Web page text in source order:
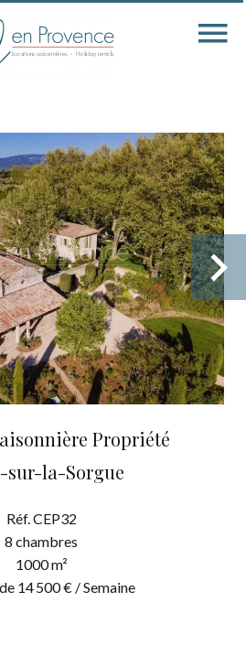
Propriété
sur-la-Sorgue
Réf. CEP32
8 chambres
1000 m²
14 500 € / Semaine